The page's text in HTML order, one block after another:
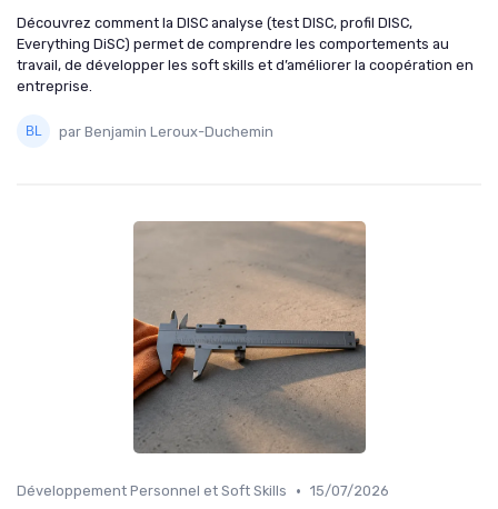
Découvrez comment la DISC analyse (test DISC, profil DISC,
Everything DiSC) permet de comprendre les comportements au
travail, de développer les soft skills et d’améliorer la coopération en
entreprise.
par Benjamin Leroux-Duchemin
Développement Personnel et Soft Skills • 15/07/2026